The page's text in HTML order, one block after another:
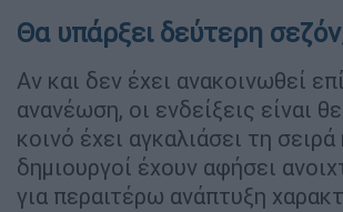
Θα υπάρξει δεύτερη
Αν και δεν έχει ανακοινωθεί
ανανέωση, οι ενδείξεις είναι
κοινό έχει αγκαλιάσει τη σειρά
δημιουργοί έχουν αφήσει
για περαιτέρω ανάπτυξη